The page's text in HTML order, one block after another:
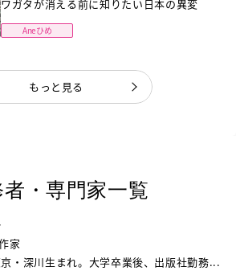
ワガタが消える前に知りたい日本の異変
Aneひめ
もっと見る
者・専門家一覧
家
・深川生まれ。大学卒業後、出版社勤務...